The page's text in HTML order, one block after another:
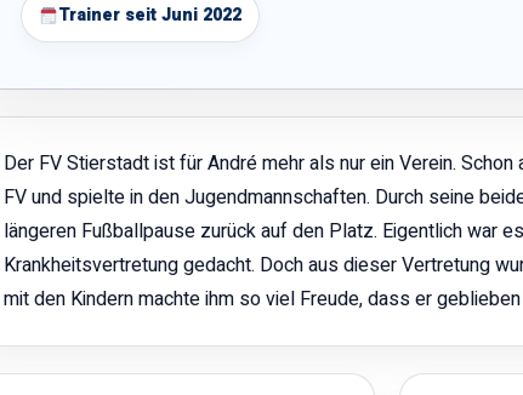
Trainer seit Juni 2022
Der FV Stierstadt ist für André mehr als nur ein Verein.
FV und spielte in den Jugendmannschaften. Durch seine
längeren Fußballpause zurück auf den Platz. Eigentlich war
Krankheitsvertretung gedacht. Doch aus dieser Vertretung
mit den Kindern machte ihm so viel Freude, dass er